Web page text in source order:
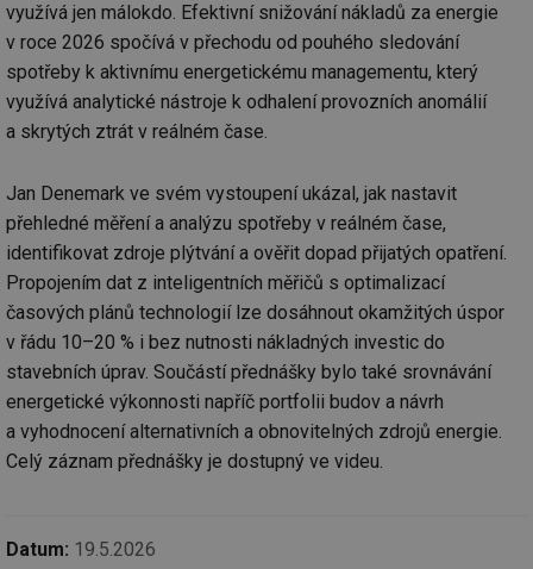
využívá jen málokdo. Efektivní snižování nákladů za energie
v roce 2026 spočívá v přechodu od pouhého sledování
spotřeby k aktivnímu energetickému managementu, který
využívá analytické nástroje k odhalení provozních anomálií
a skrytých ztrát v reálném čase.
Jan Denemark ve svém vystoupení ukázal, jak nastavit
přehledné měření a analýzu spotřeby v reálném čase,
identifikovat zdroje plýtvání a ověřit dopad přijatých opatření.
Propojením dat z inteligentních měřičů s optimalizací
časových plánů technologií lze dosáhnout okamžitých úspor
v řádu 10–20 % i bez nutnosti nákladných investic do
stavebních úprav. Součástí přednášky bylo také srovnávání
energetické výkonnosti napříč portfolii budov a návrh
a vyhodnocení alternativních a obnovitelných zdrojů energie.
Celý záznam přednášky je dostupný ve videu.
Datum: 19.5.2026